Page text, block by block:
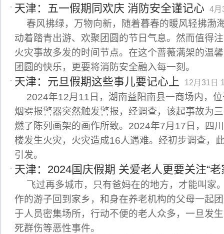
天津：五一假期同欢庆 消防安全谨记心 4月
春风拂绿，万物向新，随着暮春的暖风轻拂渤
动着踏青出游、欢聚团圆的节日气息。然而值得
火灾事故多发的时间节点。在这个蔷薇满架的温
团圆的快乐，更要将消防安全融入每一刻。
天津：元旦假期这些事儿要记心上 12月31日
2024年12月11日，湖南益阳南县一商场内，
烟雾报警器突然触发警报，经调查，该起事故为
燃了陈列画架的画作所致。2024年7月17日，四
楼发生火灾，火灾造成16人遇难。经初步调查，
引发。
天津：2024国庆假期 关爱老人更要关注“老
飞过再多城市，只有爸妈在的地方，才能叫家
作的游子回到家乡，和身在养老机构的父母一起
于人员密集场所，行动不便的老人众多，一旦发
死群伤等恶性事件。